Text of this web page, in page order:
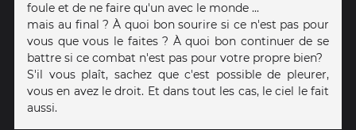
foule et de ne faire qu'un avec le monde ...
mais au final ? À quoi bon sourire si ce n'est pas pour
vous que vous le faites ? À quoi bon continuer de se
battre si ce combat n'est pas pour votre propre bien?
S'il vous plaît, sachez que c'est possible de pleurer,
vous en avez le droit. Et dans tout les cas, le ciel le fait
aussi.